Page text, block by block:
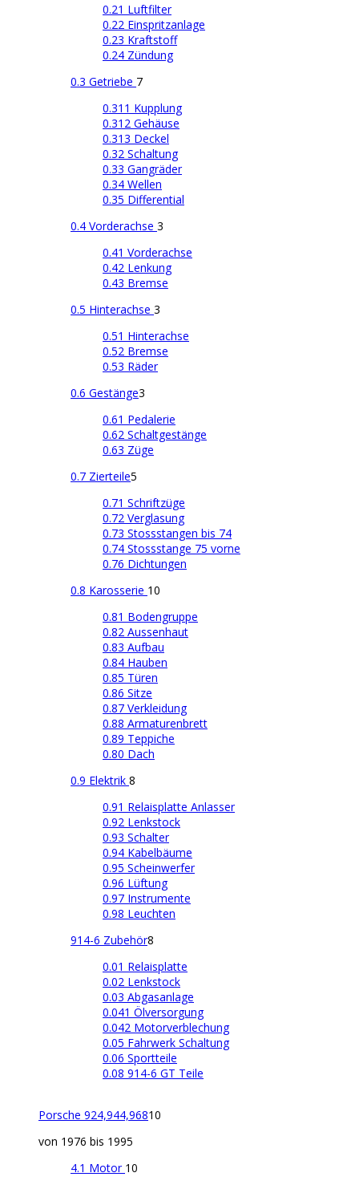
0.21 Luftfilter
0.22 Einspritzanlage
0.23 Kraftstoff
0.24 Zündung
0.3 Getriebe 7
0.311 Kupplung
0.312 Gehäuse
0.313 Deckel
0.32 Schaltung
0.33 Gangräder
0.34 Wellen
0.35 Differential
0.4 Vorderachse 3
0.41 Vorderachse
0.42 Lenkung
0.43 Bremse
0.5 Hinterachse 3
0.51 Hinterachse
0.52 Bremse
0.53 Räder
0.6 Gestänge3
0.61 Pedalerie
0.62 Schaltgestänge
0.63 Züge
0.7 Zierteile5
0.71 Schriftzüge
0.72 Verglasung
0.73 Stossstangen bis 74
0.74 Stossstange 75 vorne
0.76 Dichtungen
0.8 Karosserie 10
0.81 Bodengruppe
0.82 Aussenhaut
0.83 Aufbau
0.84 Hauben
0.85 Türen
0.86 Sitze
0.87 Verkleidung
0.88 Armaturenbrett
0.89 Teppiche
0.80 Dach
0.9 Elektrik 8
0.91 Relaisplatte Anlasser
0.92 Lenkstock
0.93 Schalter
0.94 Kabelbäume
0.95 Scheinwerfer
0.96 Lüftung
0.97 Instrumente
0.98 Leuchten
914-6 Zubehör8
0.01 Relaisplatte
0.02 Lenkstock
0.03 Abgasanlage
0.041 Ölversorgung
0.042 Motorverblechung
0.05 Fahrwerk Schaltung
0.06 Sportteile
0.08 914-6 GT Teile
Porsche 924,944,96810
von 1976 bis 1995
4.1 Motor 10